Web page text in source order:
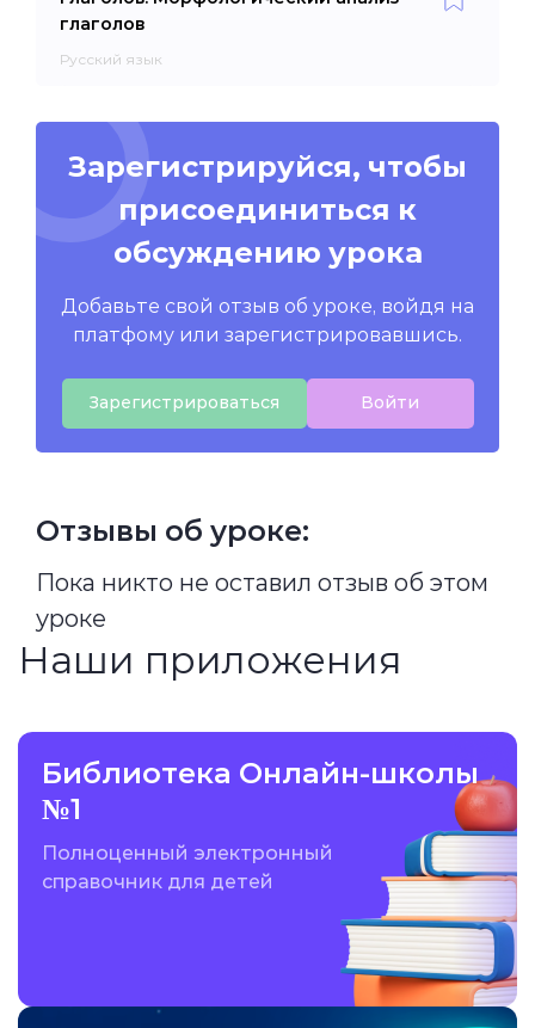
глаголов
Русский язык
Зарегистрируйся, чтобы
присоединиться к
обсуждению урока
Добавьте свой отзыв об уроке, войдя на
платфому или зарегистрировавшись.
Зарегистрироваться Войти
Отзывы об уроке:
Пока никто не оставил отзыв об этом
уроке
Наши приложения
Библиотека Онлайн-школы
№1
Полноценный электронный
справочник для детей